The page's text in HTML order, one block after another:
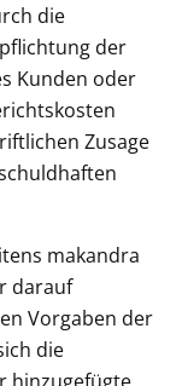
die
der
Kunden oder
Zusage
makandra
darauf
Vorgaben der
die